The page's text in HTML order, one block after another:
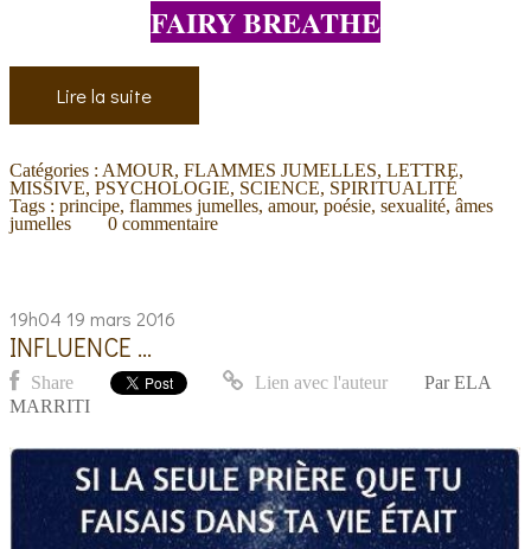
FAIRY BREATHE
Lire la suite
Catégories : AMOUR,FLAMMES JUMELLES,LETTRE,
MISSIVE,PSYCHOLOGIE, SCIENCE, SPIRITUALITÉ
Tags :principe,flammes jumelles,amour,poésie,sexualité,âmes
jumelles
0 commentaire
19h04 19 mars 2016
INFLUENCE ...
Share Lien avec l'auteur Par ELA
MARRITI